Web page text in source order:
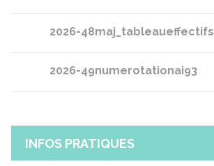
2026-48maj_tableaueffectifs
2026-49numerotationai93
INFOS PRATIQUES